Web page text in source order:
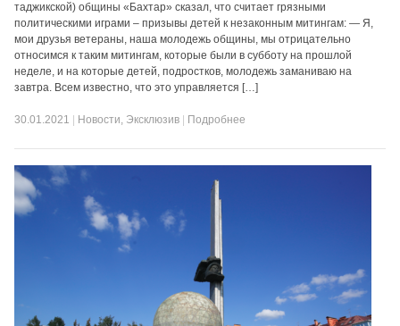
таджикской) общины «Бахтар» сказал, что считает грязными
политическими играми – призывы детей к незаконным митингам: — Я,
мои друзья ветераны, наша молодежь общины, мы отрицательно
относимся к таким митингам, которые были в субботу на прошлой
неделе, и на которые детей, подростков, молодежь заманиваю на
завтра. Всем известно, что это управляется […]
30.01.2021 Новости, Эксклюзив Подробнее